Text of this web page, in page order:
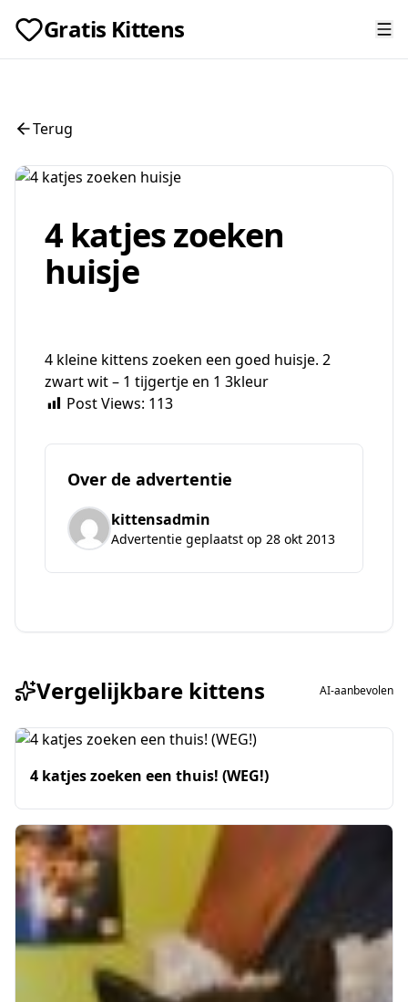
Gratis Kittens
Terug
4 katjes zoeken
huisje
4 kleine kittens zoeken een goed huisje. 2
zwart wit – 1 tijgertje en 1 3kleur
Post Views: 113
Over de advertentie
kittensadmin
Advertentie geplaatst op 28 okt 2013
Vergelijkbare kittens AI-aanbevolen
4 katjes zoeken een thuis! (WEG!)